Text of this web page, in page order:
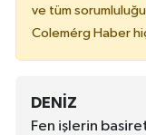
ve tüm
Colemérg Haber
DENIZ
Fen işlerin